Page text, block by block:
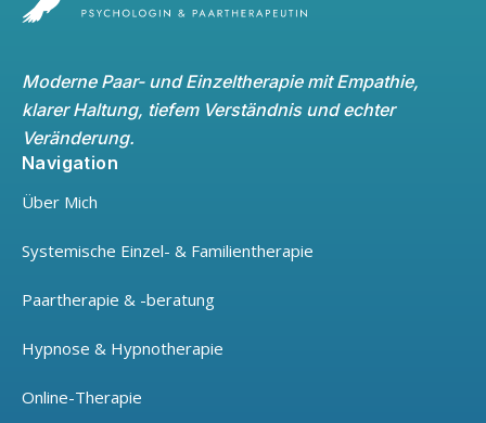
Moderne Paar- und Einzeltherapie mit Empathie,
klarer Haltung, tiefem Verständnis und echter
Veränderung.
Navigation
Über Mich
Systemische Einzel- & Familientherapie
Paartherapie & -beratung
Hypnose & Hypnotherapie
Online-Therapie